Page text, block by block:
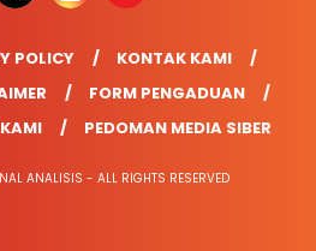
POLICY
KONTAK KAMI
FORM PENGADUAN
PEDOMAN MEDIA SIBER
ANALISIS - ALL RIGHTS RESERVED